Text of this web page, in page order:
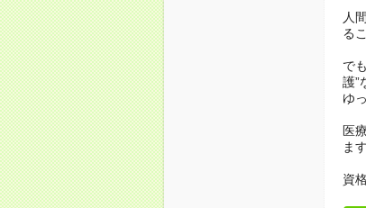
人
る
で
護”
ゆ
医
ま
資